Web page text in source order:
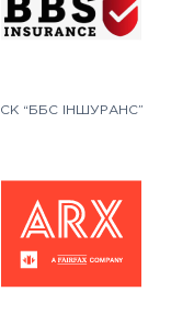
СК “ББС ІНШУРАНС”